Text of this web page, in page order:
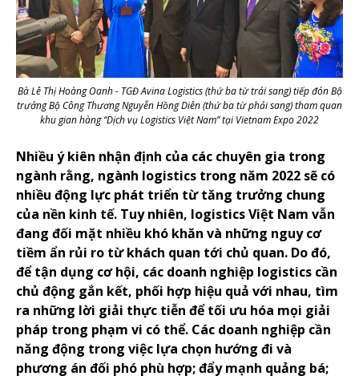
Bà Lê Thị Hoàng Oanh - TGĐ Avina Logistics (thứ ba từ trái sang) tiếp đón Bộ
trưởng Bộ Công Thương Nguyễn Hồng Diên (thứ ba từ phải sang) tham quan
khu gian hàng “Dịch vụ Logistics Việt Nam” tại Vietnam Expo 2022
Nhiều ý kiên nhận định của các chuyên gia trong
ngành rằng, ngành logistics trong năm 2022 sẽ có
nhiều động lực phát triển từ tăng trưởng chung
của nền kinh tế. Tuy nhiên, logistics Việt Nam vẫn
đang đối mặt nhiều khó khăn và những nguy cơ
tiềm ẩn rủi ro từ khách quan tới chủ quan. Do đó,
để tận dụng cơ hội, các doanh nghiệp logistics cần
chủ động gắn kết, phối hợp hiệu quả với nhau, tìm
ra những lời giải thực tiễn để tối ưu hóa mọi giải
pháp trong phạm vi có thể. Các doanh nghiệp cần
năng động trong việc lựa chọn hướng đi và
phương án đối phó phù hợp; đẩy mạnh quảng bá;